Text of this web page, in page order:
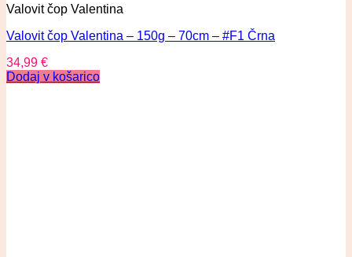
Valovit čop Valentina
Valovit čop Valentina – 150g – 70cm – #F1 Črna
34,99 €
Dodaj v košarico